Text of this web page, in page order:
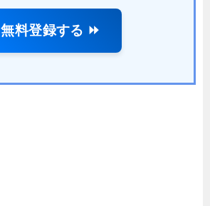
無料登録する ⏩